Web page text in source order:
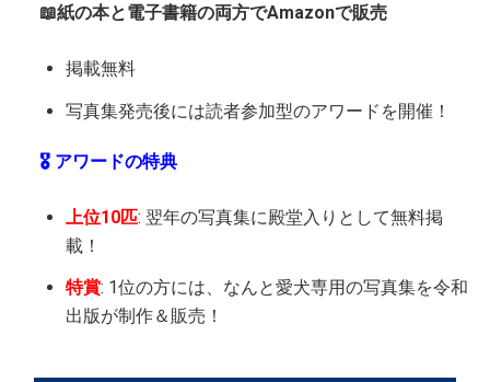
📖紙の本と電子書籍の両方でAmazonで販売
掲載無料
写真集発売後には読者参加型のアワードを開催！
🎖️ アワードの特典
上位10匹: 翌年の写真集に殿堂入りとして無料掲
載！
特賞: 1位の方には、なんと愛犬専用の写真集を令和
出版が制作＆販売！